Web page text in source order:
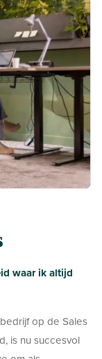
waar ik altijd
op de Sales
is nu succesvol